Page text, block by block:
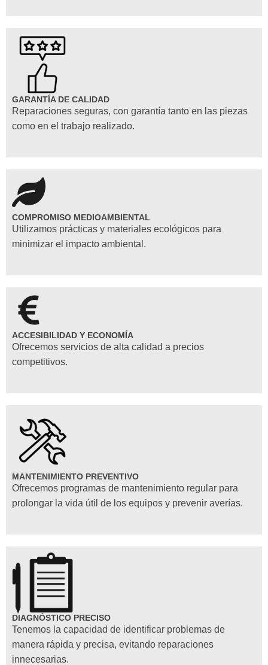
GARANTÍA DE CALIDAD
Reparaciones seguras, con garantía tanto en las piezas
como en el trabajo realizado.
COMPROMISO MEDIOAMBIENTAL
Utilizamos prácticas y materiales ecológicos para
minimizar el impacto ambiental.
ACCESIBILIDAD Y ECONOMÍA
Ofrecemos servicios de alta calidad a precios
competitivos.
MANTENIMIENTO PREVENTIVO
Ofrecemos programas de mantenimiento regular para
prolongar la vida útil de los equipos y prevenir averías.
DIAGNÓSTICO PRECISO
Tenemos la capacidad de identificar problemas de
manera rápida y precisa, evitando reparaciones
innecesarias.